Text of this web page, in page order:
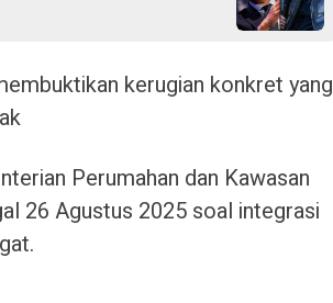
kerugian konkret yang
Perumahan dan Kawasan
26 Agustus 2025 soal integrasi